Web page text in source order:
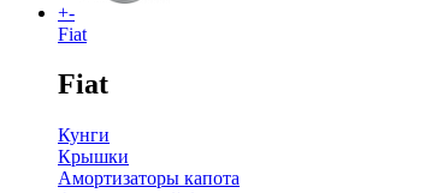
+-
Fiat
Fiat
Кунги
Крышки
Амортизаторы капота